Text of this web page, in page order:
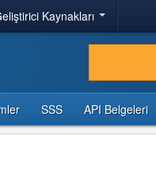
Kaynakları
SSS API Belgeleri